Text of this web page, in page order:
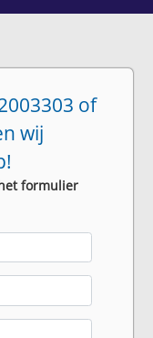
of
wij
formulier